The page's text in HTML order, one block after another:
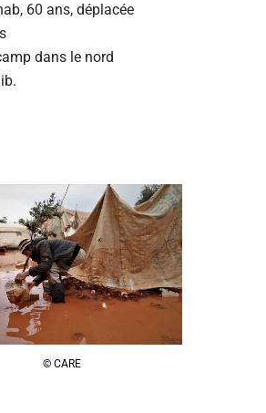
60 ans, déplacée
dans le nord
© CARE